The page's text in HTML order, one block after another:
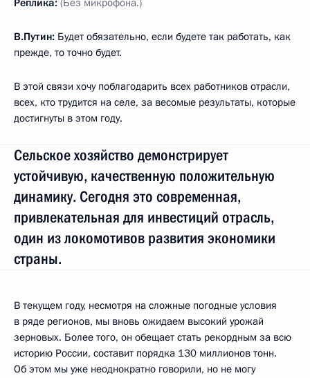
В.Путин: Будет обязательно, если будете так работать, как
прежде, то точно будет.
В этой связи хочу поблагодарить всех работников отрасли,
всех, кто трудится на селе, за весомые результаты, которые
достигнуты в этом году.
Сельское хозяйство демонстрирует
устойчивую, качественную положительную
динамику. Сегодня это современная,
привлекательная для инвестиций отрасль,
один из локомотивов развития экономики
страны.
В текущем году, несмотря на сложные погодные условия
в ряде регионов, мы вновь ожидаем высокий урожай
зерновых. Более того, он обещает стать рекордным за всю
историю России, составит порядка 130 миллионов тонн.
Об этом мы уже неоднократно говорили, но не могу